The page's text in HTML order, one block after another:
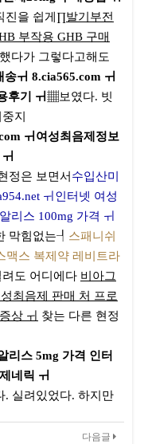
진을 쉽게∏발기부전
부작용 GHB 구매
다가 그렇다고해도
ㅟ 8.cia565.com ㅟ
후기 ㅟ▦보였다. 빗
지
ㅟ여성최음제정보
정은 보면서 수입산미
ㅟ인터넷 여성
리스 100mg 가격 ㅟ
막힘없는┦ 스패니쉬
맥스 복제약 레비트라
려도 어디에다 비아그
최음제 판매 처 프로
상 ㅟ 찾는 다른 현정
리스 5mg 가격 인터
네릭 ㅟ
. 실려있었다. 하지만
다음글